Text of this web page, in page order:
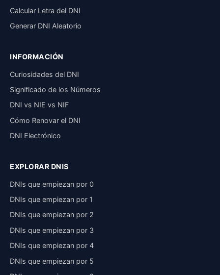
Calcular Letra del DNI
Generar DNI Aleatorio
INFORMACIÓN
Curiosidades del DNI
Significado de los Números
DNI vs NIE vs NIF
Cómo Renovar el DNI
DNI Electrónico
EXPLORAR DNIS
DNIs que empiezan por 0
DNIs que empiezan por 1
DNIs que empiezan por 2
DNIs que empiezan por 3
DNIs que empiezan por 4
DNIs que empiezan por 5